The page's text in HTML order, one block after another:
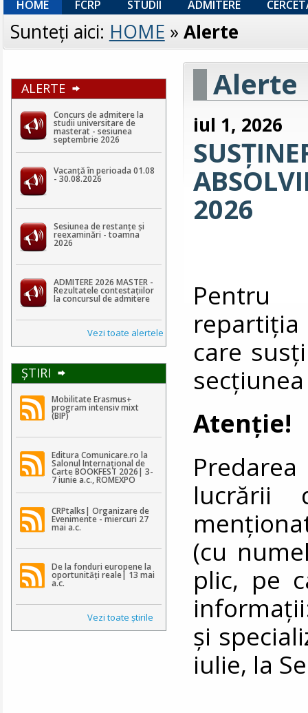
HOME FCRP STUDII ADMITERE
Sunteţi aici: HOME » Alerte
ALERTE
Concurs de admitere la
studii universitare de
masterat - sesiunea
septembrie 2026
Vacanță în perioada 01.08
- 30.08.2026
Sesiunea de restanțe și
reexaminări - toamna
2026
ADMITERE 2026 MASTER -
Rezultatele contestaţiilor
la concursul de admitere
Vezi toate alertele
ŞTIRI
Mobilitate Erasmus+
program intensiv mixt
(BIP)
Editura Comunicare.ro la
Salonul Internațional de
Carte BOOKFEST 2026| 3-
7 iunie a.c., ROMEXPO
CRPtalks| Organizare de
Evenimente - miercuri 27
mai a.c.
De la fonduri europene la
oportunități reale| 13 mai
a.c.
Vezi toate ştirile
Alerte
iul 1, 2026
2026
Pentru
repartiţia
care
Atenţie!
lucrării
(cu
plic, pe
şi
iulie, la